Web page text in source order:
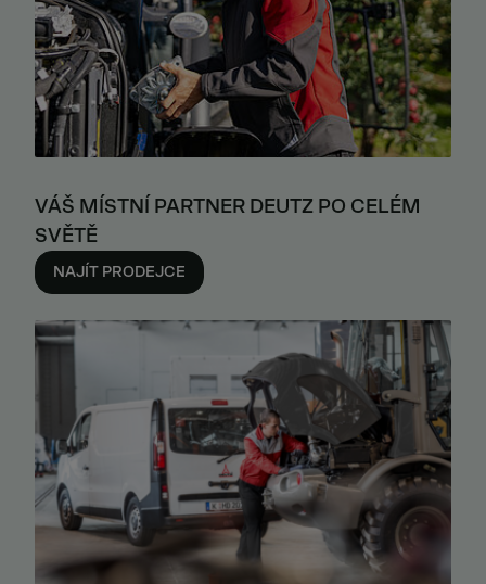
VÁŠ MÍSTNÍ PARTNER DEUTZ PO CELÉM
SVĚTĚ
NAJÍT PRODEJCE